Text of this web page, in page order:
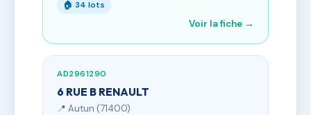
🏠 34 lots
Voir la fiche →
AD2961290
6 RUE B RENAULT
📍 Autun (71400)